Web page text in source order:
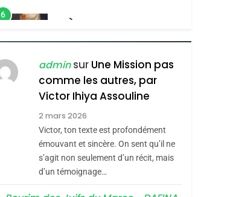
6
FIÈRE, DIGNE ET
RÉSILIENTE :
POURQUOI JE
REVENDIQUE MA
JUDAÏTE Par Thérèse
Zrihen-Dvir
ISRAÉL JUDAISME
CE QUI NOUS
MANQUE – Jacques
Hadida
JUDAISME
Maroc : Les Amandes
De Tafraout, Le Miel
adminsur Une Mission pas
comme les autres, par
Victor Ihiya Assouline
2 mars 2026
Victor, ton texte est profondément
émouvant et sincère. On sent qu’il ne
s’agit non seulement d’un récit, mais
d’un témoignage…